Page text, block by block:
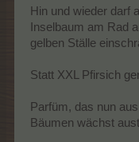
Hin und wieder darf
Inselbaum am Rad
gelben Ställe
Statt XXL Pfirsich
Parfüm, das nun
Bäumen wächst